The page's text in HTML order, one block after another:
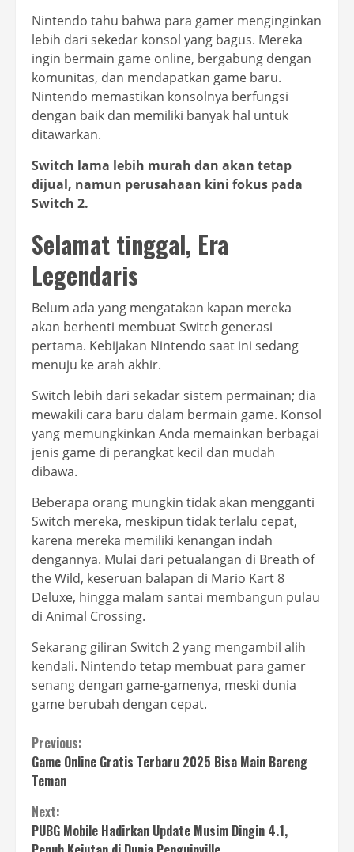
Nintendo tahu bahwa para gamer menginginkan
lebih dari sekedar konsol yang bagus. Mereka
ingin bermain game online, bergabung dengan
komunitas, dan mendapatkan game baru.
Nintendo memastikan konsolnya berfungsi
dengan baik dan memiliki banyak hal untuk
ditawarkan.
Switch lama lebih murah dan akan tetap
dijual, namun perusahaan kini fokus pada
Switch 2.
Selamat tinggal, Era
Legendaris
Belum ada yang mengatakan kapan mereka
akan berhenti membuat Switch generasi
pertama. Kebijakan Nintendo saat ini sedang
menuju ke arah akhir.
Switch lebih dari sekadar sistem permainan; dia
mewakili cara baru dalam bermain game. Konsol
yang memungkinkan Anda memainkan berbagai
jenis game di perangkat kecil dan mudah
dibawa.
Beberapa orang mungkin tidak akan mengganti
Switch mereka, meskipun tidak terlalu cepat,
karena mereka memiliki kenangan indah
dengannya. Mulai dari petualangan di Breath of
the Wild, keseruan balapan di Mario Kart 8
Deluxe, hingga malam santai membangun pulau
di Animal Crossing.
Sekarang giliran Switch 2 yang mengambil alih
kendali. Nintendo tetap membuat para gamer
senang dengan game-gamenya, meski dunia
game berubah dengan cepat.
Continue
Reading
Previous:
Game Online Gratis Terbaru 2025 Bisa Main Bareng
Teman
Next:
PUBG Mobile Hadirkan Update Musim Dingin 4.1,